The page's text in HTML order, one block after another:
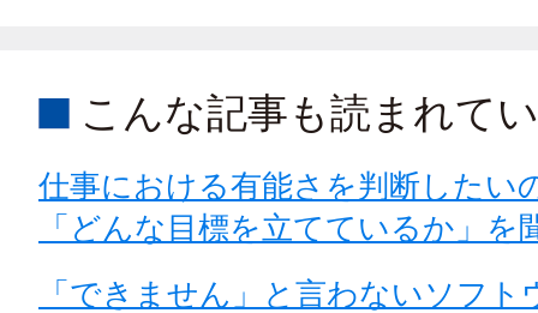
こんな記事も読まれて
仕事における有能さを判断したい
「どんな目標を立てているか」を
「できません」と言わないソフト